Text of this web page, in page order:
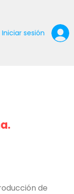
Iniciar sesión
de